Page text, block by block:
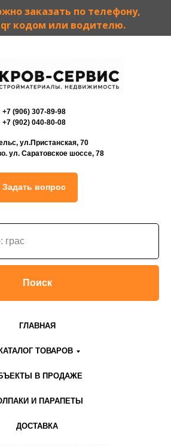
заказать по телефону,
кодом или водителю.
+7 (906) 307-89-98
+7 (902) 040-80-08
ул.Пристанская, 70
ул. Саратовское шоссе, 78
Задать вопрос
Поиск
ГЛАВНАЯ
КАТАЛОГ ТОВАРОВ
В ПРОДАЖЕ
И ПАРАПЕТЫ
ДОСТАВКА